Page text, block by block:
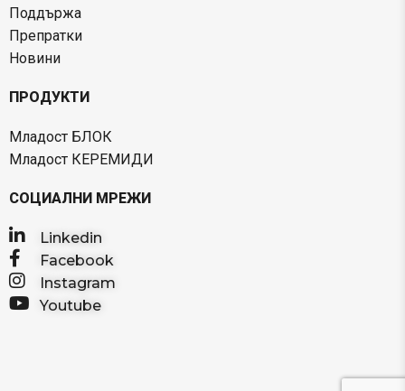
Поддържа
Препратки
Новини
ПРОДУКТИ
Младост БЛОК
Младост КЕРЕМИДИ
СОЦИАЛНИ МРЕЖИ
Linkedin
Facebook
Instagram
Youtube